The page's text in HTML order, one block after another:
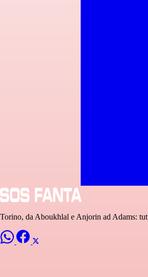
Torino, da Aboukhlal e Anjorin ad Adams: